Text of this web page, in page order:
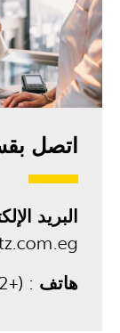
اتصل
البريد
هاتف :
(+2) 0102-348-8885